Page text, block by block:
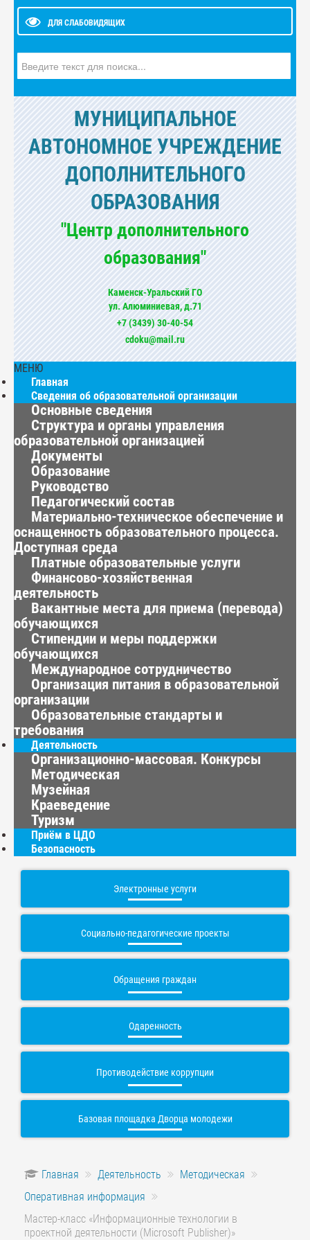
ДЛЯ СЛАБОВИДЯЩИХ
МУНИЦИПАЛЬНОЕ
АВТОНОМНОЕ УЧРЕЖДЕНИЕ
ДОПОЛНИТЕЛЬНОГО
ОБРАЗОВАНИЯ
"Центр дополнительного
образования"
Каменск-Уральский ГО
ул. Алюминиевая, д.71
+7 (3439) 30-40-54
cdoku@mail.ru
МЕНЮ
Главная
Сведения об образовательной организации
Основные сведения
Структура и органы управления
образовательной организацией
Документы
Образование
Руководство
Педагогический состав
Материально-техническое обеспечение и
оснащенность образовательного процесса.
Доступная среда
Платные образовательные услуги
Финансово-хозяйственная
деятельность
Вакантные места для приема (перевода)
обучающихся
Стипендии и меры поддержки
обучающихся
Международное сотрудничество
Организация питания в образовательной
организации
Образовательные стандарты и
требования
Деятельность
Организационно-массовая. Конкурсы
Методическая
Музейная
Краеведение
Туризм
Приём в ЦДО
Безопасность
Электронные услуги
Социально-педагогические проекты
Обращения граждан
Одаренность
Противодействие коррупции
Базовая площадка Дворца молодежи
Главная Деятельность
Методическая
Оперативная информация
Мастер-класс «Информационные технологии в
проектной деятельности (Microsoft Publisher)»